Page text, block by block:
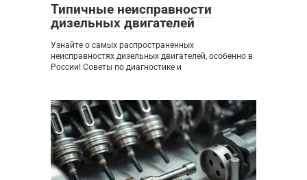
Типичные неисправности
дизельных двигателей
Узнайте о самых распространенных
неисправностях дизельных двигателей, особенно в
России! Советы по диагностике и